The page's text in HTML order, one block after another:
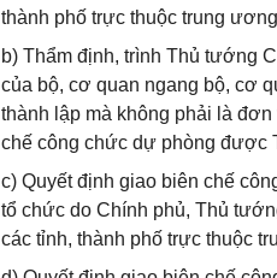
thành phố trực thuộc trung
b) Thẩm định, trình Thủ tướng
của bộ, cơ quan ngang bộ, cơ
thành lập mà không phải là
chế công chức dự phòng được
c) Quyết định giao biên chế
tổ chức do Chính phủ, Thủ
các tỉnh, thành phố trực thuộc